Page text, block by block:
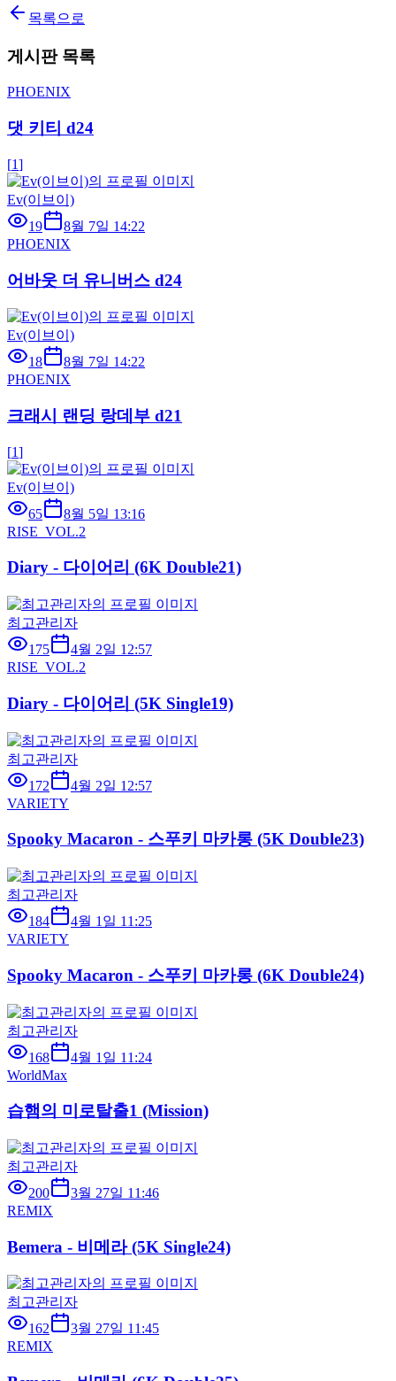
목록으로
게시판 목록
PHOENIX
댓 키티 d24
[1]
Ev(이브이)
19
8월 7일 14:22
PHOENIX
어바웃 더 유니버스 d24
Ev(이브이)
18
8월 7일 14:22
PHOENIX
크래시 랜딩 랑데부 d21
[1]
Ev(이브이)
65
8월 5일 13:16
RISE_VOL.2
Diary - 다이어리 (6K Double21)
최고관리자
175
4월 2일 12:57
RISE_VOL.2
Diary - 다이어리 (5K Single19)
최고관리자
172
4월 2일 12:57
VARIETY
Spooky Macaron - 스푸키 마카롱 (5K Double23)
최고관리자
184
4월 1일 11:25
VARIETY
Spooky Macaron - 스푸키 마카롱 (6K Double24)
최고관리자
168
4월 1일 11:24
WorldMax
습햄의 미로탈출1 (Mission)
최고관리자
200
3월 27일 11:46
REMIX
Bemera - 비메라 (5K Single24)
최고관리자
162
3월 27일 11:45
REMIX